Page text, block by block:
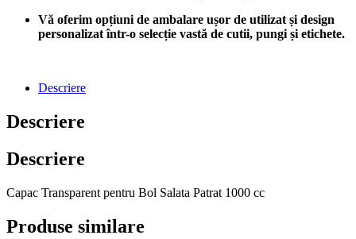
bucati/cutie
Vă oferim opțiuni de ambalare ușor de utilizat și design
personalizat într-o selecție vastă de cutii, pungi și etichete.
Descriere
Descriere
Descriere
Capac Transparent pentru Bol Salata Patrat 1000 cc
Produse similare